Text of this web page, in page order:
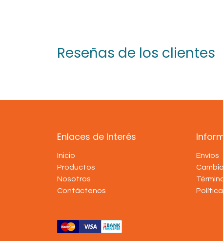
Reseñas de los clientes
Enlaces de Interés
Inicio
Productos
Nosotros
Contáctenos
Envíos